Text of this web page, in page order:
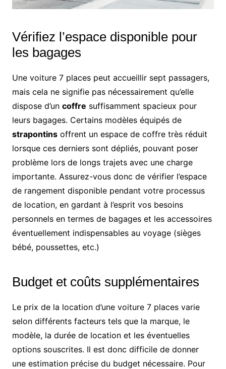
Vérifiez l’espace disponible pour
les bagages
Une voiture 7 places peut accueillir sept passagers,
mais cela ne signifie pas nécessairement qu’elle
dispose d’un coffre suffisamment spacieux pour
leurs bagages. Certains modèles équipés de
strapontinsoffrent un espace de coffre très réduit
lorsque ces derniers sont dépliés, pouvant poser
problème lors de longs trajets avec une charge
importante. Assurez-vous donc de vérifier l’espace
de rangement disponible pendant votre processus
de location, en gardant à l’esprit vos besoins
personnels en termes de bagages et les accessoires
éventuellement indispensables au voyage (sièges
bébé, poussettes, etc.)
Budget et coûts supplémentaires
Le prix de la location d’une voiture 7 places varie
selon différents facteurs tels que la marque, le
modèle, la durée de location et les éventuelles
options souscrites. Il est donc difficile de donner
une estimation précise du budget nécessaire. Pour